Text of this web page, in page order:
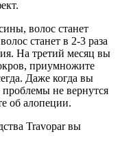
волос станет
станет в 2-3 раза
На третий месяц вы
приумножите
Даже когда вы
проблемы не вернутся
об алопеции.